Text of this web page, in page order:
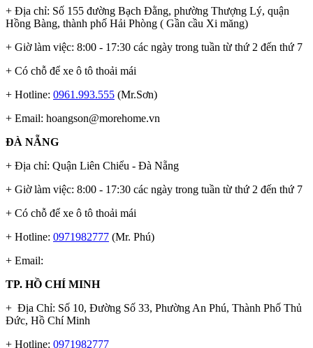
+ Địa chỉ: Số 155 đường Bạch Đằng, phường Thượng Lý, quận
Hồng Bàng, thành phố Hải Phòng ( Gần cầu Xi măng)
+ Giờ làm việc: 8:00 - 17:30 các ngày trong tuần từ thứ 2 đến thứ 7
+ Có chỗ để xe ô tô thoải mái
+ Hotline: 0961.993.555 (Mr.Sơn)
+ Email: hoangson@morehome.vn
ĐÀ NẴNG
+ Địa chỉ: Quận Liên Chiểu - Đà Nẵng
+ Giờ làm việc: 8:00 - 17:30 các ngày trong tuần từ thứ 2 đến thứ 7
+ Có chỗ để xe ô tô thoải mái
+ Hotline: 0971982777 (Mr. Phú)
+ Email:
TP. HỒ CHÍ MINH
+ Địa Chỉ: Số 10, Đường Số 33, Phường An Phú, Thành Phố Thủ
Đức, Hồ Chí Minh
+ Hotline: 0971982777